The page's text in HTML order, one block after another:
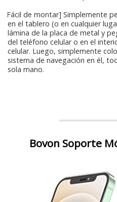
[Fácil de montar] Simplemente
en el tablero (o en cualquier
lámina de la placa de metal y
del teléfono celular o en el
celular. Luego, simplemente
sistema de navegación en él,
sola mano.
Bovon Soporte